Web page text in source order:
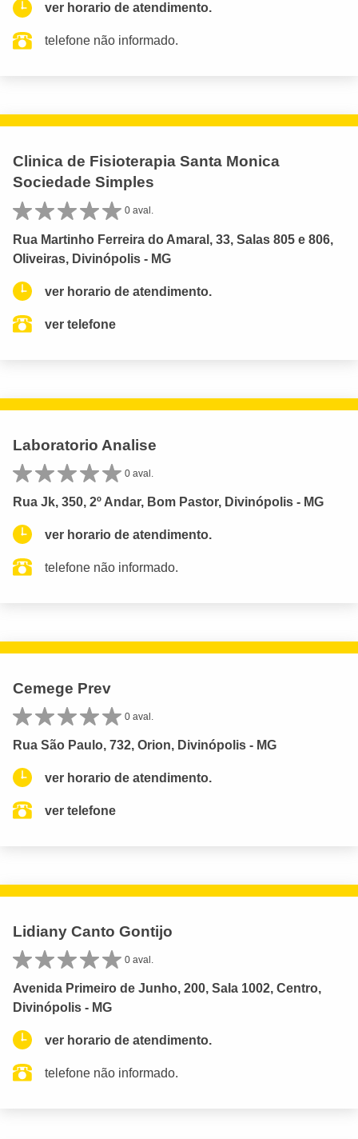
ver horario de atendimento.
telefone não informado.
Clinica de Fisioterapia Santa Monica
Sociedade Simples
0 aval.
Rua Martinho Ferreira do Amaral, 33, Salas 805 e 806,
Oliveiras, Divinópolis - MG
ver horario de atendimento.
ver telefone
Laboratorio Analise
0 aval.
Rua Jk, 350, 2º Andar, Bom Pastor, Divinópolis - MG
ver horario de atendimento.
telefone não informado.
Cemege Prev
0 aval.
Rua São Paulo, 732, Orion, Divinópolis - MG
ver horario de atendimento.
ver telefone
Lidiany Canto Gontijo
0 aval.
Avenida Primeiro de Junho, 200, Sala 1002, Centro,
Divinópolis - MG
ver horario de atendimento.
telefone não informado.